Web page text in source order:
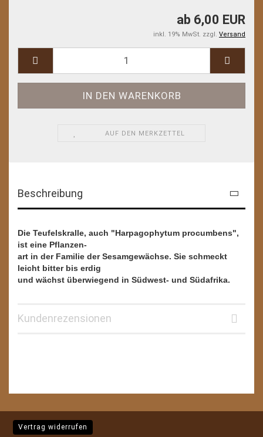
ab 6,00 EUR
inkl. 19% MwSt. zzgl. Versand
AUF DEN MERKZETTEL
Beschreibung
Die Teufelskralle, auch "Harpagophytum procumbens",
ist eine Pflanzen-
art in der Familie der Sesamgewächse. Sie schmeckt
leicht bitter bis erdig
und wächst überwiegend in Südwest- und Südafrika.
Kundenrezensionen
Vertrag widerrufen